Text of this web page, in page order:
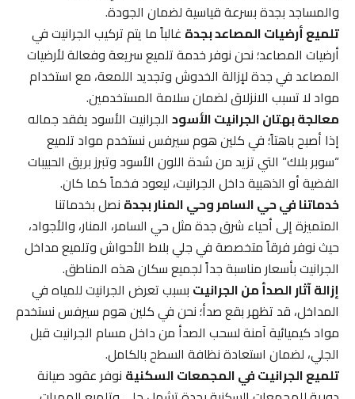
والمساجد بجدة بسرعة قياسية لضمان الجودة.
تلميع أرضيات المصاعد بجدةغالباً ما يتم تركيب الجرانيت في
أرضيات المصاعد؛ نحن نوفر خدمة تلميع سريعة وفعالة لأرضيات
المصاعد في جدة لإزالة الخدوش وتجديد اللمعة، مع استخدام
مواد لا تسبب الانزلاق لضمان سلامة المستخدمين.
معالجة بهتان الجرانيت الأسودالجرانيت الأسود يفقد جماله
إذا أصبح باهتاً؛ في كلين هوم سيرفس نستخدم مواد تلميع
“سوبر بلاك” التي تزيد من شدة اللون الأسود وتبرز بريق الحبيبات
الفضية أو الذهبية داخل الجرانيت، ليعود فخماً كما كان.
خدماتنا في حي السامر وحي المنار بجدةنصل بخدماتنا
المتميزة إلى أحياء شرق جدة مثل حي السامر، المنار، والأجواد،
حيث نوفر فرقاً متخصصة في جلي بلاط الأحواش وتلميع مداخل
الجرانيت بأسعار مناسبة جداً لجميع سكان هذه المناطق.
إزالة آثار الصدأ من الجرانيتبسبب تعرض الجرانيت للمياه في
المداخل، قد تظهر بقع صدأ؛ نحن في كلين هوم سيرفس نستخدم
مواد كيميائية آمنة لسحب الصدأ من داخل مسام الجرانيت قبل
الجلي، لضمان استعادة نظافة السطح بالكامل.
تلميع الجرانيت في المجمعات السكنيةنوفر عقود صيانة